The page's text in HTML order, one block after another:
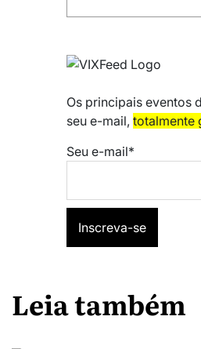
Os principais eventos
seu e-mail, totalmente
Seu e-mail*
Leia também